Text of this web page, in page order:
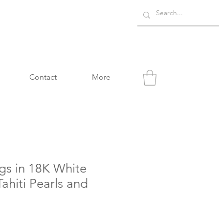
Contact More
in 18K White
Pearls and